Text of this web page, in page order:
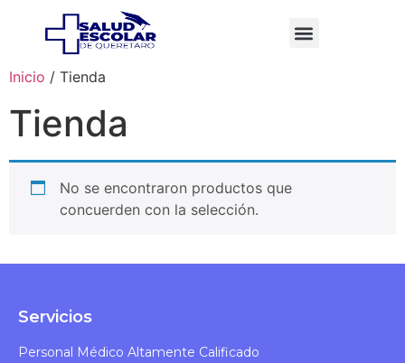
Inicio / Tienda
Tienda
No se encontraron productos que
concuerden con la selección.
Servicios
Personal Médico Altamente Calificado​